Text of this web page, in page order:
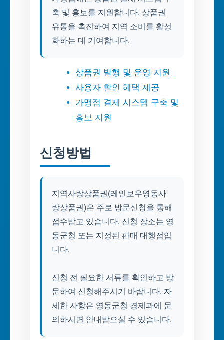
축 및 홍보를 지원합니다. 상품권
유통을 촉진하여 지역 소비를 활성
화하는 데 기여합니다.
상품권 발행 및 운영 지원
사용자 할인 혜택 제공
가맹점 결제 시스템 구축 및
홍보 지원
신청방법
지역사랑상품권(레인보우영동사
랑상품권)은 주로 방문신청을 통해
접수받고 있습니다. 신청 장소는 영
동군청 또는 지정된 판매 대행점입
니다.
신청 전 필요한 서류를 확인하고 방
문하여 신청해주시기 바랍니다. 자
세한 사항은 영동군청 경제과에 문
의하시면 안내받으실 수 있습니다.